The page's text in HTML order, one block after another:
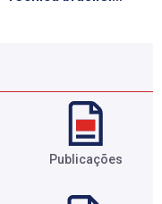
Publicações